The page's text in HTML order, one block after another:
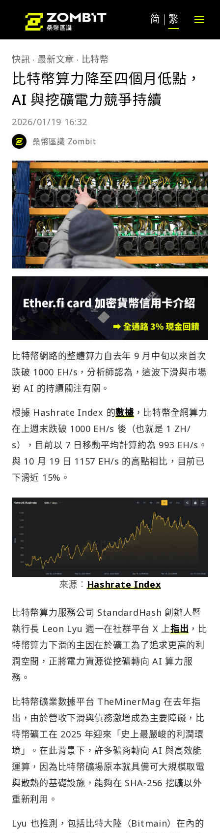
简 繁
快訊 最新文章 比特幣
比特幣算力降至四個月低點，
AI 與挖礦電力競爭持續
2026/01/19 16:32
桑幣區識 Zombit
比特幣網路的整體算力自去年 9 月中旬以來首次
跌破 1000 EH/s，分析師認為，這波下滑與市場
對 AI 的持續關注有關。
根據 Hashrate Index 的數據，比特幣全網算力
在上週末跌破 1000 EH/s 後（也就是 1 ZH/
s），目前以 7 日移動平均計算約為 993 EH/s。
與 10 月 19 日 1157 EH/s 的高點相比，目前已
下滑近 15%。
來源： Hashrate Index
比特幣算力服務公司 StandardHash 創辦人暨
執行長 Leon Lyu 週一在社群平台 X 上指出 ，比
特幣算力下滑的主因在於礦工為了追求更高的利
潤空間，正將電力資源從挖礦轉向 AI 算力服
務。
比特幣礦業數據平台 TheMinerMag 在去年指
出，由於營收下滑與債務激增成為主要障礙，比
特幣礦工在 2025 年迎來「史上最嚴峻的利潤環
境」。在此背景下，許多礦商轉向 AI 與高效能
運算，因為比特幣礦場原本就具備可大規模取電
與散熱的基礎設施，能夠在 SHA-256 挖礦以外
重新利用。
Lyu 也推測，包括比特大陸（Bitmain）在內的